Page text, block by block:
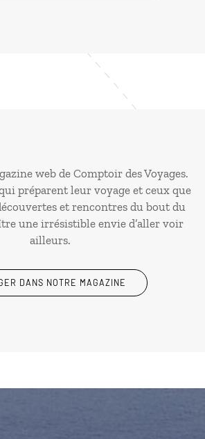
web de Comptoir des Voyages.
préparent leur voyage et ceux que
et rencontres du bout du
une irrésistible envie d’aller voir
ailleurs.
DANS NOTRE MAGAZINE